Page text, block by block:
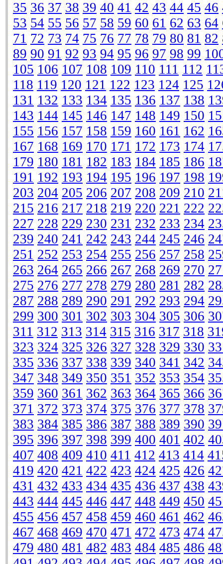
35 36 37 38 39 40 41 42 43 44 45 46
53 54 55 56 57 58 59 60 61 62 63 64
71 72 73 74 75 76 77 78 79 80 81 82
89 90 91 92 93 94 95 96 97 98 99
105 106 107 108 109 110 111 112
118 119 120 121 122 123 124 125
131 132 133 134 135 136 137 138
143 144 145 146 147 148 149 150
155 156 157 158 159 160 161 162
167 168 169 170 171 172 173 174
179 180 181 182 183 184 185 186
191 192 193 194 195 196 197 198
203 204 205 206 207 208 209 210
215 216 217 218 219 220 221 222
227 228 229 230 231 232 233 234
239 240 241 242 243 244 245 246
251 252 253 254 255 256 257 258
263 264 265 266 267 268 269 270
275 276 277 278 279 280 281 282
287 288 289 290 291 292 293 294
299 300 301 302 303 304 305 306
311 312 313 314 315 316 317 318
323 324 325 326 327 328 329 330
335 336 337 338 339 340 341 342
347 348 349 350 351 352 353 354
359 360 361 362 363 364 365 366
371 372 373 374 375 376 377 378
383 384 385 386 387 388 389 390
395 396 397 398 399 400 401 402
407 408 409 410 411 412 413 414
419 420 421 422 423 424 425 426
431 432 433 434 435 436 437 438
443 444 445 446 447 448 449 450
455 456 457 458 459 460 461 462
467 468 469 470 471 472 473 474
479 480 481 482 483 484 485 486